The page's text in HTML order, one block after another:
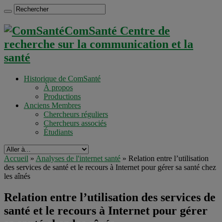
ComSanté Centre de
recherche sur la communication et la
santé
Historique de ComSanté
À propos
Productions
Anciens Membres
Chercheurs réguliers
Chercheurs associés
Étudiants
Accueil » Analyses de l'internet santé » Relation entre l’utilisation
des services de santé et le recours à Internet pour gérer sa santé chez
les aînés
Relation entre l’utilisation des services de
santé et le recours à Internet pour gérer